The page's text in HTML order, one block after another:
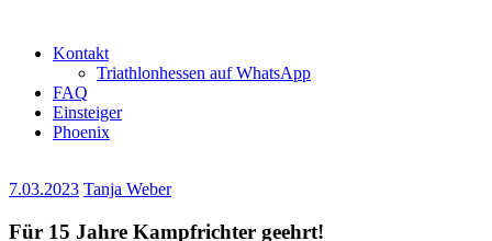
Kontakt
Triathlonhessen auf WhatsApp
FAQ
Einsteiger
Phoenix
7.03.2023 Tanja Weber
Für 15 Jahre Kampfrichter geehrt!